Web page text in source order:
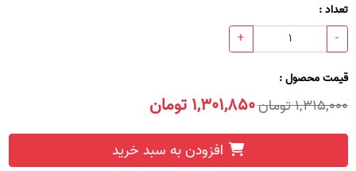
تعداد :
-
+
قیمت محصول :
1,315,000 تومان 1,301,850 تومان
افزودن به سبد خرید